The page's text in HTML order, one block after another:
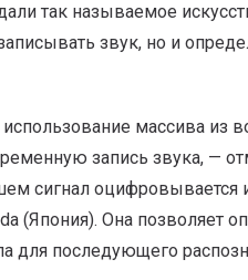
так называемое
звук, но и
массива из
запись звука, —
сигнал оцифровывается
(Япония). Она позволяет
для последующего